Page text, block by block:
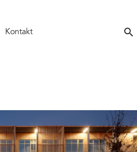
Kontakt search